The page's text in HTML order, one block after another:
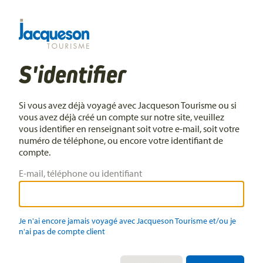
S'identifier
Si vous avez déjà voyagé avec Jacqueson Tourisme ou si
vous avez déjà créé un compte sur notre site, veuillez
vous identifier en renseignant soit votre e-mail, soit votre
numéro de téléphone, ou encore votre identifiant de
compte.
E-mail, téléphone ou identifiant
Je n'ai encore jamais voyagé avec Jacqueson Tourisme et/ou je
n'ai pas de compte client